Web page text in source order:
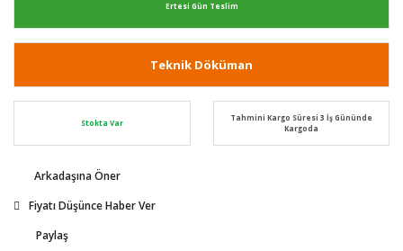
Ertesi Gün Teslim
Teknik Döküman
Stokta Var
Tahmini Kargo Süresi 3 İş Gününde
Kargoda
Arkadaşına Öner
Fiyatı Düşünce Haber Ver
Paylaş